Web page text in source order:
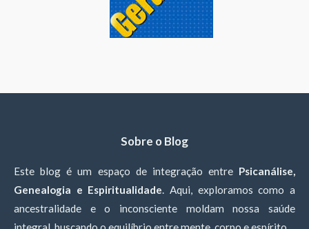
Sobre o Blog
Este blog é um espaço de integração entre Psicanálise,
Genealogia e Espiritualidade. Aqui, exploramos como a
ancestralidade e o inconsciente moldam nossa saúde